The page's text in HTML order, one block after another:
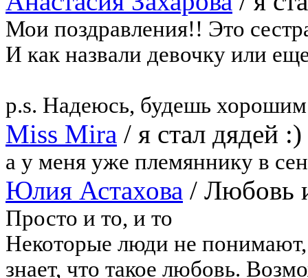
Мои поздравления!! Это
И как назвали девочку или
p.s. Надеюсь, будешь
Miss Mira / я стал дядей :)
а у меня уже племяннику в
Юлия Астахова / Любовь
Просто и то, и то
Некоторые люди не
знает, что такое любовь.